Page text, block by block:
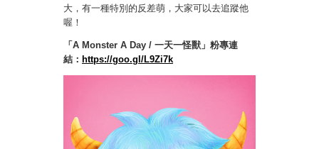
大，有一種特別的反差萌，大家可以去追蹤他
喔！
「A Monster A Day / 一天一怪獸」粉專連
結： https://goo.gl/L9Zi7k